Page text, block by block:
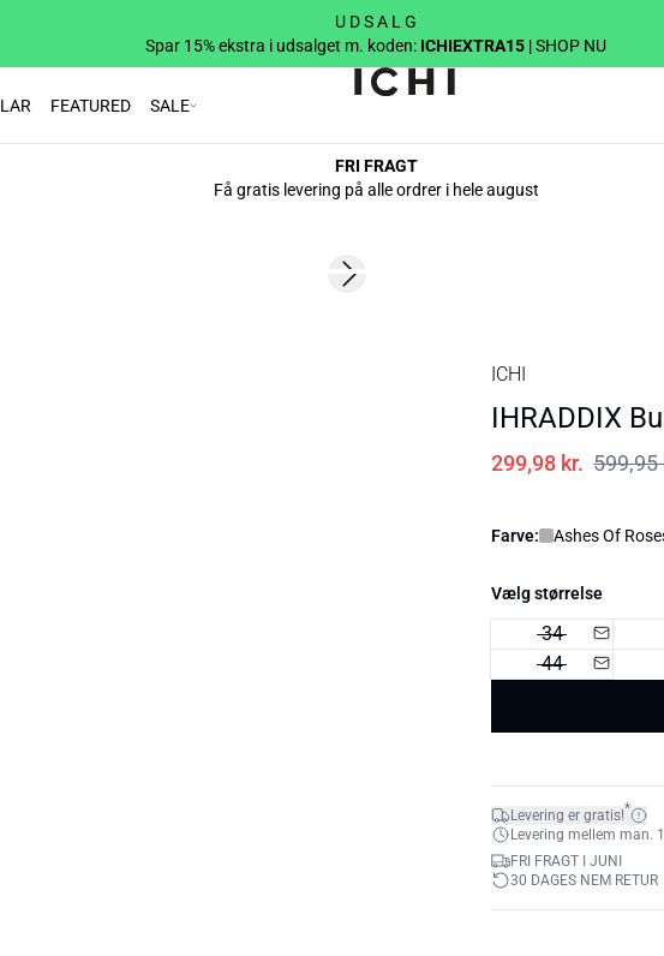
U D S A L G
Spar 15% ekstra i udsalget m. koden: ICHIEXTRA15 | SHOP NU
FEATURED SALE
FRI FRAGT
Få gratis levering på alle ordrer i hele august
Next slide
ICHI
IHRADDIX
299,98 kr. 599,95
Farve: Ashes Of
Vælg størrelse
34
44
Levering er gratis!*
Levering mellem man.
FRI FRAGT I JUNI
30 DAGES NEM RETUR